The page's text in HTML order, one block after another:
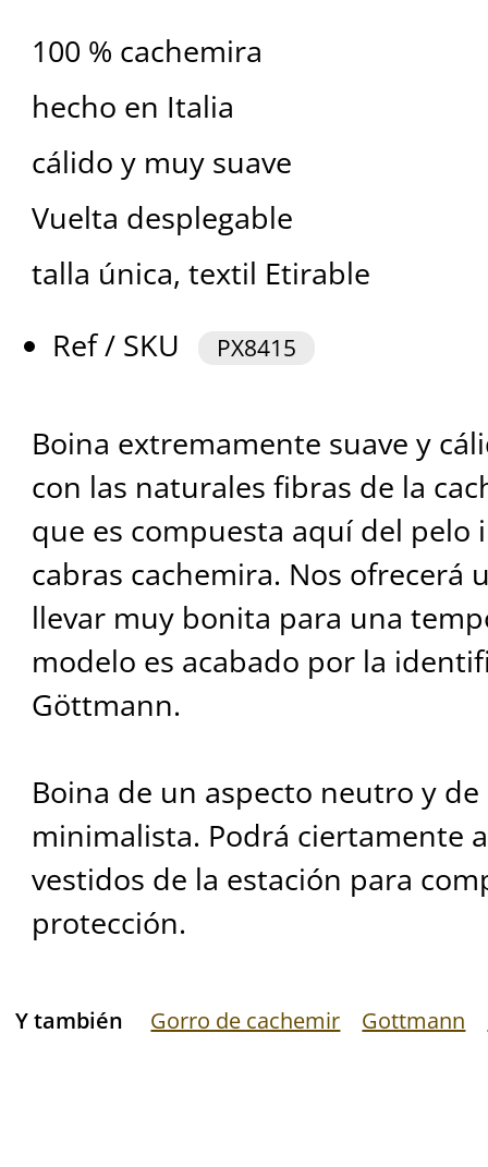
100 % cachemira
hecho en Italia
cálido y muy suave
Vuelta desplegable
talla única, textil Etirable
Ref / SKU
PX8415
Boina extremamente suave y
con las naturales fibras de la
que es compuesta aquí del pelo
cabras cachemira. Nos ofrecerá
llevar muy bonita para una
modelo es acabado por la
Göttmann.
Boina de un aspecto neutro y
minimalista. Podrá ciertamente
vestidos de la estación para
protección.
Y también Gorro de cachemir Gottmann